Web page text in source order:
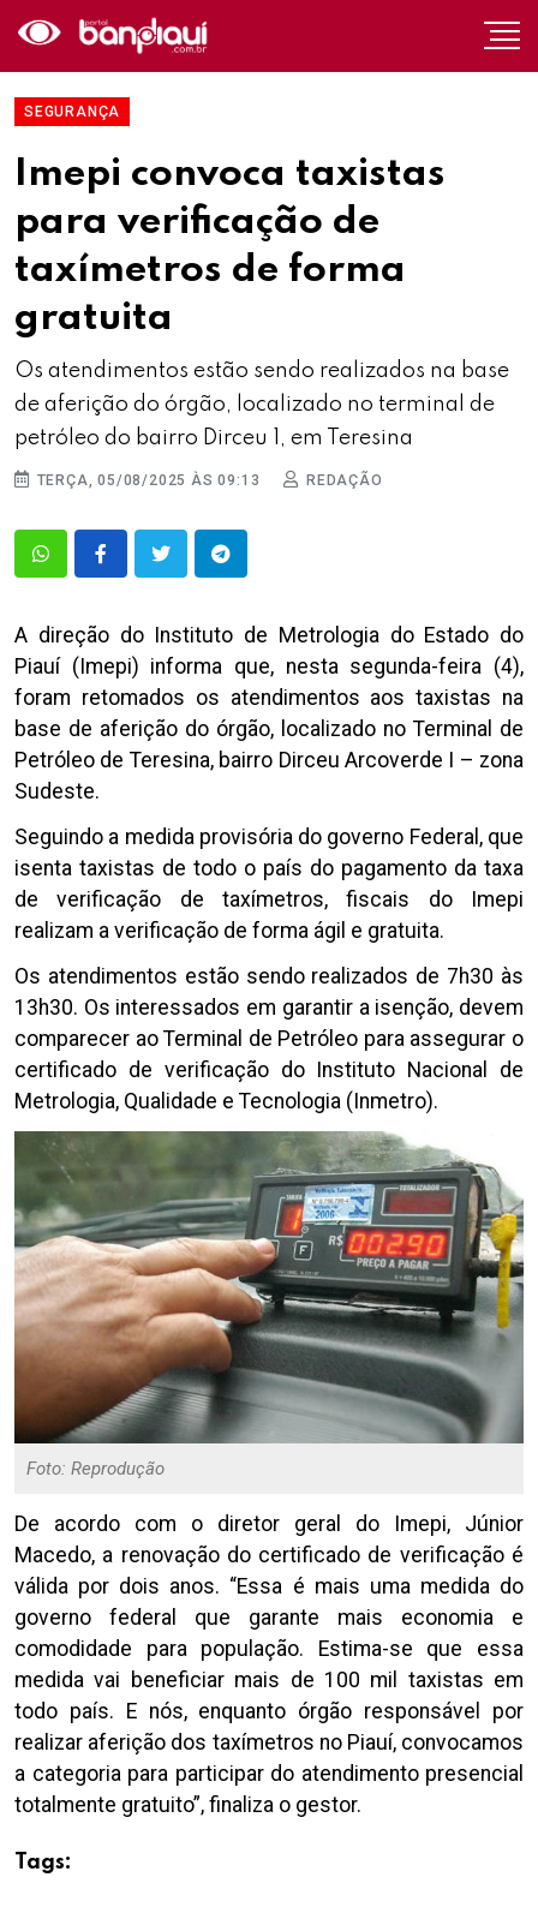
SEGURANÇA
Imepi convoca taxistas
para verificação de
taxímetros de forma
gratuita
Os atendimentos estão sendo realizados na base
de aferição do órgão, localizado no terminal de
petróleo do bairro Dirceu 1, em Teresina
TERÇA, 05/08/2025 ÀS 09:13 REDAÇÃO
A direção do Instituto de Metrologia do Estado do
Piauí (Imepi) informa que, nesta segunda-feira (4),
foram retomados os atendimentos aos taxistas na
base de aferição do órgão, localizado no Terminal de
Petróleo de Teresina, bairro Dirceu Arcoverde I – zona
Sudeste.
Seguindo a medida provisória do governo Federal, que
isenta taxistas de todo o país do pagamento da taxa
de verificação de taxímetros, fiscais do Imepi
realizam a verificação de forma ágil e gratuita.
Os atendimentos estão sendo realizados de 7h30 às
13h30. Os interessados em garantir a isenção, devem
comparecer ao Terminal de Petróleo para assegurar o
certificado de verificação do Instituto Nacional de
Metrologia, Qualidade e Tecnologia (Inmetro).
Foto: Reprodução
De acordo com o diretor geral do Imepi, Júnior
Macedo, a renovação do certificado de verificação é
válida por dois anos. “Essa é mais uma medida do
governo federal que garante mais economia e
comodidade para população. Estima-se que essa
medida vai beneficiar mais de 100 mil taxistas em
todo país. E nós, enquanto órgão responsável por
realizar aferição dos taxímetros no Piauí, convocamos
a categoria para participar do atendimento presencial
totalmente gratuito”, finaliza o gestor.
Tags: